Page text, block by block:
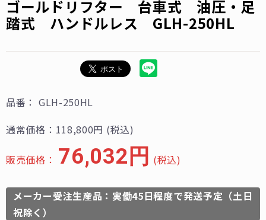
ゴールドリフター 台車式 油圧・足
踏式 ハンドルレス GLH-250HL
品番： GLH-250HL
通常価格：118,800円 (税込)
販売価格： 76,032円 (税込)
メーカー受注生産品：実働45日程度で発送予定（土日
祝除く）